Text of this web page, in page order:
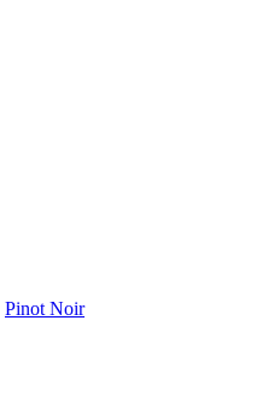
Pinot Noir